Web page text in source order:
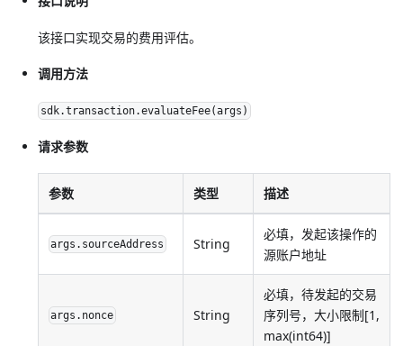
该接口实现交易的费用评估。
调用方法
sdk.transaction.evaluateFee(args)
请求参数
参数 类型 描述
args.sourceAddress String
必填，发起该操作的
源账户地址
args.nonce String
必填，待发起的交易
序列号，大小限制[1,
max(int64)]